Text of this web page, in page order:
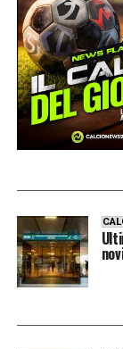
giocate e la
nei momenti
In una
obiettivi,
City verso
non è
LA